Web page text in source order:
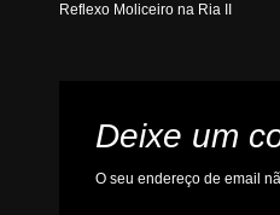
Reflexo Moliceiro na Ria II
Deixe um
O seu endereço de email